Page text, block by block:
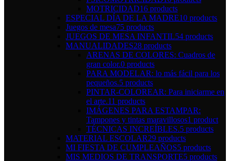
MOTRICIDAD16 products
ESPECIAL DÍA DE LA MADRE10 products
Juegos de mesa75 products
JUEGOS DE MESA INFANTIL54 products
MANUALIDADES28 products
ARENAS DE COLORES: Cuadros de
gran color.0 products
PARA MODELAR: lo más fácil para los
pequeños.5 products
PINTAR-COLOREAR: Para iniciarme en
el arte.11 products
IMÁGENES PARA ESTAMPAR:
Tampones y tintas maravillosos1 product
TÉCNICAS INCREÍBLES.5 products
MATERIAL ESCOLAR29 products
MI FIESTA DE CUMPLEAÑOS5 products
MIS MEDIOS DE TRANSPORTE5 products